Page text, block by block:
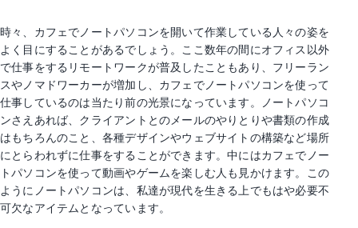
時々、カフェでノートパソコンを開いて作業している人々の姿を
よく目にすることがあるでしょう。ここ数年の間にオフィス以外
で仕事をするリモートワークが普及したこともあり、フリーラン
スやノマドワーカーが増加し、カフェでノートパソコンを使って
仕事しているのは当たり前の光景になっています。ノートパソコ
ンさえあれば、クライアントとのメールのやりとりや書類の作成
はもちろんのこと、各種デザインやウェブサイトの構築など場所
にとらわれずに仕事をすることができます。中にはカフェでノー
トパソコンを使って動画やゲームを楽しむ人も見かけます。この
ようにノートパソコンは、私達が現代を生きる上でもはや必要不
可欠なアイテムとなっています。